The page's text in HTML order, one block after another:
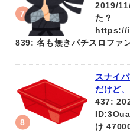
2019/
た？
https://
839: 名も無きパチスロファ
スナイ
だけど
437:
け